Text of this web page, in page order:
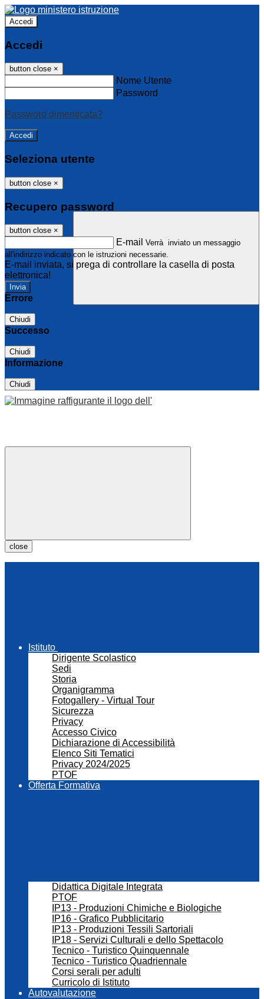
Accedi
Accedi
button close ×
Nome Utente
Password
Password dimenticata?
Seleziona utente
button close ×
Recupero password
button close ×
E-mail Verrà inviato un messaggio
all'indirizzo indicato con le istruzioni necessarie.
E-mail inviata, si prega di controllare la casella di posta
elettronica!
Errore
Chiudi
Successo
Chiudi
Informazione
Chiudi
close
Istituto
Dirigente Scolastico
Sedi
Storia
Organigramma
Fotogallery - Virtual Tour
Sicurezza
Privacy
Accesso Civico
Dichiarazione di Accessibilità
Elenco Siti Tematici
Privacy 2024/2025
PTOF
Offerta Formativa
Didattica Digitale Integrata
PTOF
IP13 - Produzioni Chimiche e Biologiche
IP16 - Grafico Pubblicitario
IP13 - Produzioni Tessili Sartoriali
IP18 - Servizi Culturali e dello Spettacolo
Tecnico - Turistico Quinquennale
Tecnico - Turistico Quadriennale
Corsi serali per adulti
Curricolo di Istituto
Autovalutazione